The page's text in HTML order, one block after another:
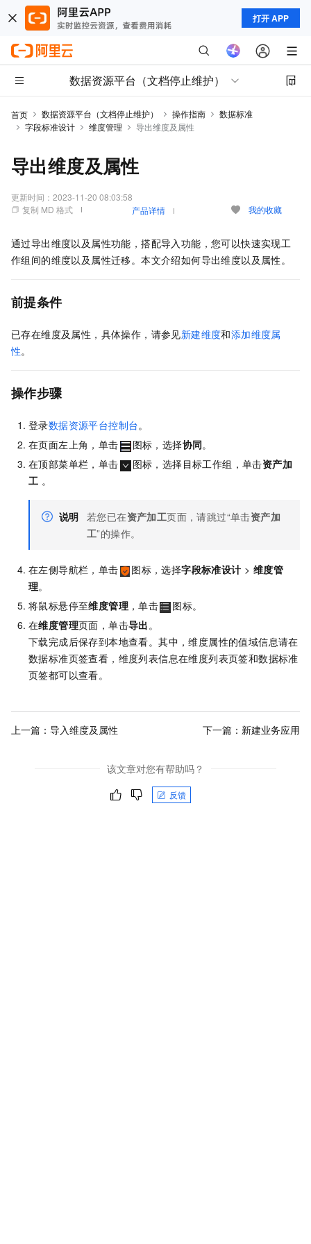
打开 APP
数据资源平台（文档停止维护）
首页 数据资源平台（文档停止维护） 操作指南
数据标准
字段标准设计
维度管理 导出维度及属性
导出维度及属性
更新时间： 2023-11-20 08:03:58
复制 MD 格式
产品详情 我的收藏
通过导出维度以及属性功能，搭配导入功能，您可以快速实现工
作组间的维度以及属性迁移。本文介绍如何导出维度以及属性。
前提条件
已存在维度及属性，具体操作，请参见新建维度和添加维度属
性。
操作步骤
登录数据资源平台控制台。
在页面左上角，单击
图标，选择协同。
在顶部菜单栏，单击
图标，选择目标工作组，单击资产加
工 。
说明 若您已在资产加工页面，请跳过“单击资产加
工”的操作。
在左侧导航栏，单击 图标，选择字段标准设计 > 维度管
理。
将鼠标悬停至维度管理 ，单击
图标。
在维度管理页面，单击导出。
下载完成后保存到本地查看。其中，维度属性的值域信息请在
数据标准页签查看，维度列表信息在维度列表页签和数据标准
页签都可以查看。
上一篇： 导入维度及属性 下一篇： 新建业务应用
该文章对您有帮助吗？
反馈